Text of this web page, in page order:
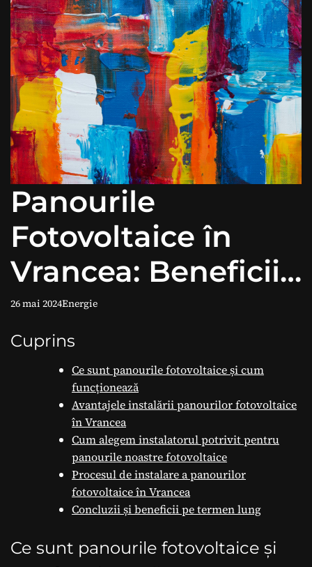
Panourile
Fotovoltaice în
Vrancea: Beneficii
și Avantaje.
26 mai 2024Energie
Cuprins
Ce sunt panourile fotovoltaice și cum
funcționează
Avantajele instalării panourilor fotovoltaice
în Vrancea
Cum alegem instalatorul potrivit pentru
panourile noastre fotovoltaice
Procesul de instalare a panourilor
fotovoltaice în Vrancea
Concluzii și beneficii pe termen lung
Ce sunt panourile fotovoltaice și